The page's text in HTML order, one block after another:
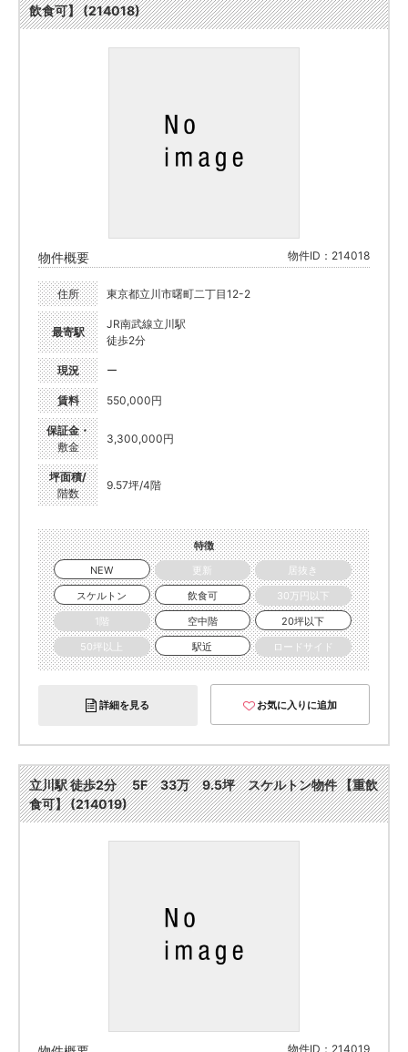
飲食可】 (214018)
物件概要 物件ID：214018
住所 東京都立川市曙町二丁目12-2
最寄駅
JR南武線立川駅
徒歩2分
現況 ー
賃料 550,000円
保証金・
敷金
3,300,000円
坪面積/
階数
9.57坪/4階
特徴
NEW
更新
居抜き
スケルトン
飲食可
30万円以下
1階
空中階
20坪以下
50坪以上
駅近 ロードサイド
詳細を見る お気に入りに追加
立川駅 徒歩2分 5F 33万 9.5坪 スケルトン物件 【重飲
食可】 (214019)
物件ID：214019